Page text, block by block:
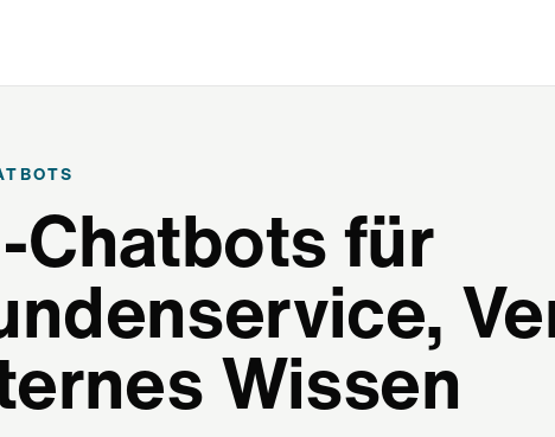
Chatbots für
Wissen